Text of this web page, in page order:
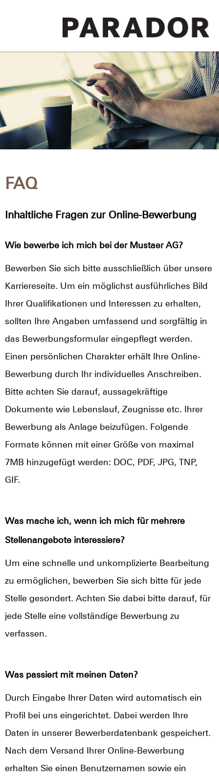
FAQ
Inhaltliche Fragen zur Online-Bewerbung
Wie bewerbe ich mich bei der Mustaer AG?
Bewerben Sie sich bitte ausschließlich über unsere
Karriereseite. Um ein möglichst ausführliches Bild
Ihrer Qualifikationen und Interessen zu erhalten,
sollten Ihre Angaben umfassend und sorgfältig in
das Bewerbungsformular eingepflegt werden.
Einen persönlichen Charakter erhält Ihre Online-
Bewerbung durch Ihr individuelles Anschreiben.
Bitte achten Sie darauf, aussagekräftige
Dokumente wie Lebenslauf, Zeugnisse etc. Ihrer
Bewerbung als Anlage beizufügen. Folgende
Formate können mit einer Größe von maximal
7MB hinzugefügt werden: DOC, PDF, JPG, TNP,
GIF.
Was mache ich, wenn ich mich für mehrere
Stellenangebote interessiere?
Um eine schnelle und unkomplizierte Bearbeitung
zu ermöglichen, bewerben Sie sich bitte für jede
Stelle gesondert. Achten Sie dabei bitte darauf, für
jede Stelle eine vollständige Bewerbung zu
verfassen.
Was passiert mit meinen Daten?
Durch Eingabe Ihrer Daten wird automatisch ein
Profil bei uns eingerichtet. Dabei werden Ihre
Daten in unserer Bewerberdatenbank gespeichert.
Nach dem Versand Ihrer Online-Bewerbung
erhalten Sie einen Benutzernamen sowie ein